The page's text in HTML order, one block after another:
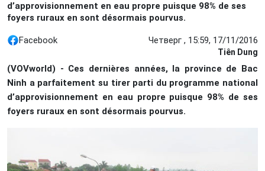
d’approvisionnement en eau propre puisque 98% de ses
foyers ruraux en sont désormais pourvus.
Facebook Четверг , 15:59, 17/11/2016
Tiên Dung
(VOVworld) - Ces dernières années, la province de Bac
Ninh a parfaitement su tirer parti du programme national
d’approvisionnement en eau propre puisque 98% de ses
foyers ruraux en sont désormais pourvus.